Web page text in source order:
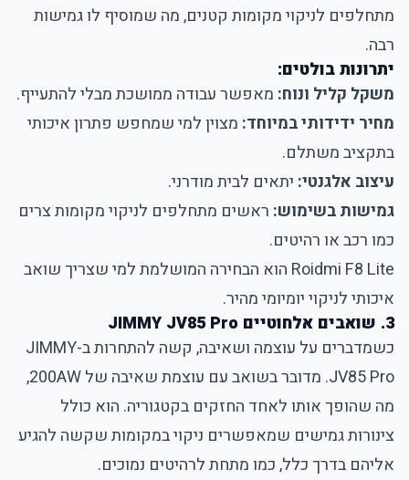
מתחלפים לניקוי מקומות קטנים, מה שמוסיף לו גמישות
רבה.
יתרונות בולטים:
משקל קליל ונוח: מאפשר עבודה ממושכת מבלי להתעייף.
מחיר ידידותי במיוחד: מצוין למי שמחפש פתרון איכותי
בתקציב משתלם.
עיצוב אלגנטי: יתאים לבית מודרני.
גמישות בשימוש: ראשים מתחלפים לניקוי מקומות צרים
כמו רכב או רהיטים.
Roidmi F8 Lite הוא הבחירה המושלמת למי שצריך שואב
איכותי לניקוי יומיומי מהיר.
3. שואבים אלחוטיים JIMMY JV85 Pro
כשמדברים על עוצמה ושאיבה, קשה להתחרות ב-JIMMY
JV85 Pro. מדובר בשואב עם עוצמת שאיבה של 200AW,
מה שהופך אותו לאחד החזקים בקטגוריה. הוא כולל
צינורות גמישים שמאפשרים ניקוי במקומות שקשה להגיע
אליהם בדרך כלל, כמו מתחת לרהיטים נמוכים.